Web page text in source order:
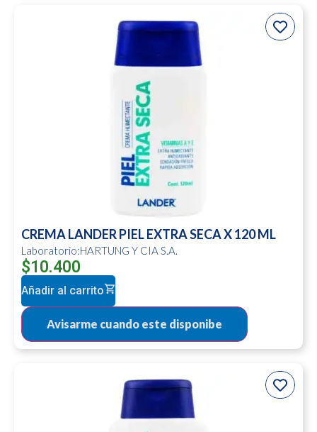
CREMA LANDER PIEL EXTRA SECA X 120 ML
Laboratorio:HARTUNG Y CIA S.A.
$10.400
Añadir al carrito